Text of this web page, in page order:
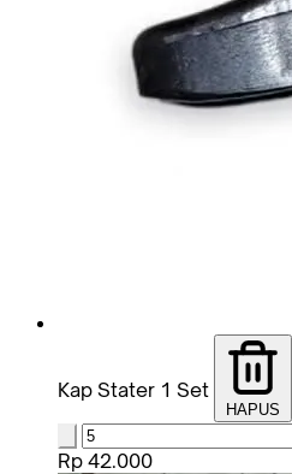
Kap Stater 1 Set
HAPUS
Rp 42.000